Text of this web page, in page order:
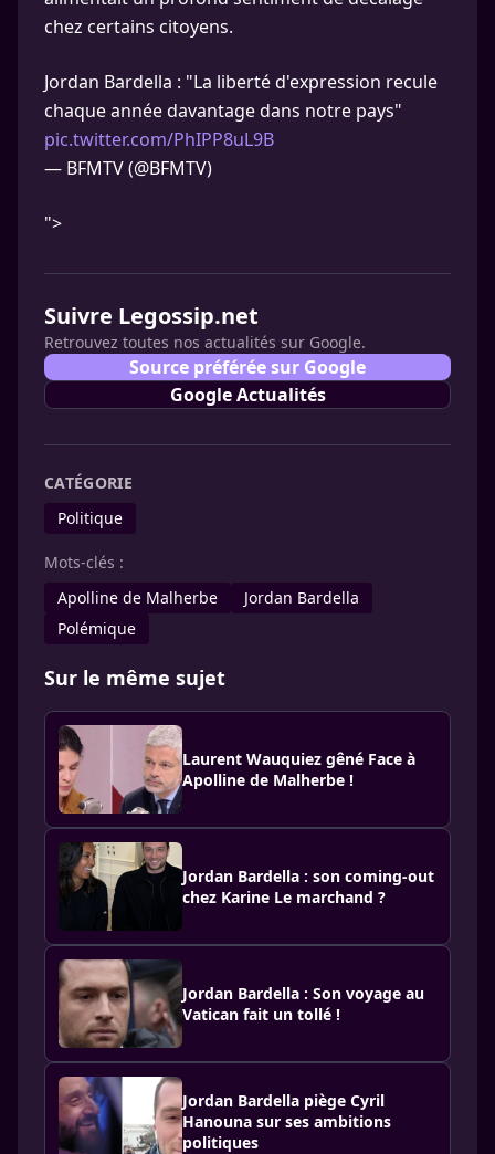
chez certains citoyens.
Jordan Bardella : "La liberté d'expression recule
chaque année davantage dans notre pays"
pic.twitter.com/PhIPP8uL9B
— BFMTV (@BFMTV)
">
Suivre Legossip.net
Retrouvez toutes nos actualités sur Google.
Source préférée sur Google
Google Actualités
CATÉGORIE
Politique
Mots-clés :
Apolline de Malherbe
Jordan Bardella
Polémique
Sur le même sujet
Laurent Wauquiez gêné Face à
Apolline de Malherbe !
Jordan Bardella : son coming-out
chez Karine Le marchand ?
Jordan Bardella : Son voyage au
Vatican fait un tollé !
Jordan Bardella piège Cyril
Hanouna sur ses ambitions
politiques